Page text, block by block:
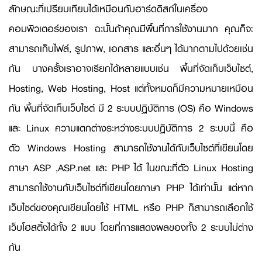
ลักษณะที่เปรียบเทียบได้เหมือนกับฮาร์ดดิสก์ในเครื่อง
คอมพิวเตอร์ของเรา ฉะนั้นถ้าคุณมีพื้นที่การใช้งานมาก คุณก็จะ
สามารถเก็บไฟล์, รูปภาพ, เอกสาร และอื่นๆ ได้มากตามไปด้วยเช่น
กัน บางครั้งเราอาจเรียกได้หลายแบบเช่น พื้นที่จัดเก็บเว็บไซต์,
Hosting, Web Hosting, Host แต่ทั้งหมดก็มีความหมายเหมือน
กัน พื้นที่จัดเก็บเว็บไซต์ มี 2 ระบบปฏิบัติการ (OS) คือ Windows
และ Linux ความแตกต่างระหว่างระบบปฏิบัติการ 2 ระบบนี้ คือ
ตัว Windows Hosting สามารถใช้งานได้กับเว็บไซต์ที่เขียนโดย
ภาษา ASP ,ASP.net และ PHP ได้ ในขณะที่ตัว Linux Hosting
สามารถใช้งานกับเว็บไซต์ที่เขียนโดยภาษา PHP ได้เท่านั้น แต่หาก
เว็บไซต์ของคุณเขียนโดยใช้ HTML หรือ PHP ก็สามารถเลือกใช้
เว็บโฮสติ้งได้ทั้ง 2 แบบ โดยที่การแสดงผลของทั้ง 2 ระบบไม่ต่าง
กัน